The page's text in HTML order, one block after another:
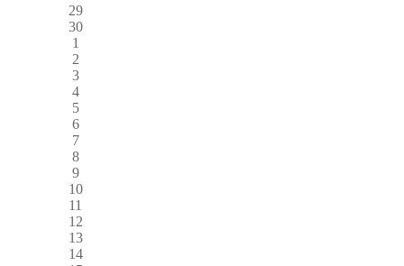
29
30
1
2
3
4
5
6
7
8
9
10
11
12
13
14